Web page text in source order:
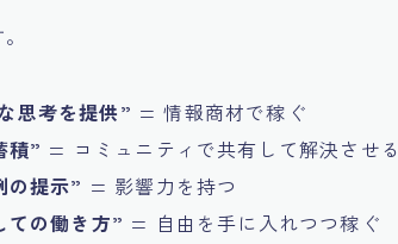
思考を提供” = 情報商材で稼ぐ
積” = コミュニティで共有して解決させる
の提示” = 影響力を持つ
ての働き方” = 自由を手に入れつつ稼ぐ